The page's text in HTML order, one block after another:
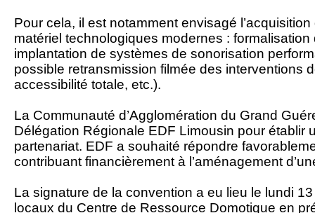
Pour cela, il est notamment envisagé
matériel technologiques modernes : formalisation
implantation de systèmes de sonorisation
possible retransmission filmée des interventions
accessibilité totale, etc.).
La Communauté d’Agglomération du Grand
Délégation Régionale EDF Limousin pour établir
partenariat. EDF a souhaité répondre
contribuant financièrement à l’aménagement
La signature de la convention a eu lieu le lundi
locaux du Centre de Ressource Domotique en